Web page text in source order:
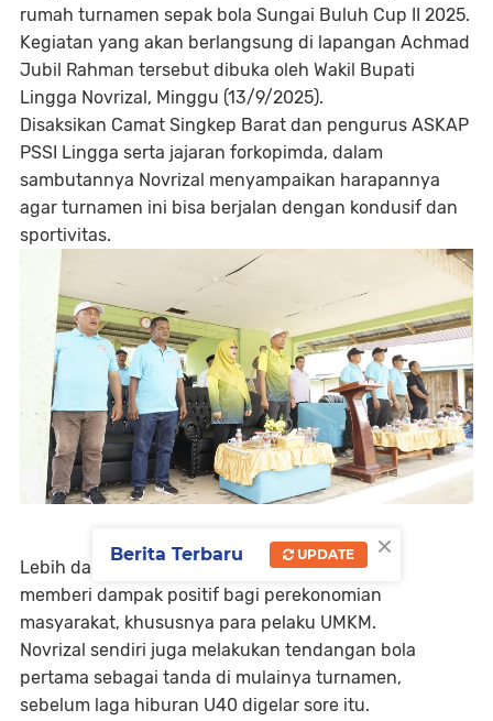
rumah turnamen sepak bola Sungai Buluh Cup II 2025.
Kegiatan yang akan berlangsung di lapangan Achmad
Jubil Rahman tersebut dibuka oleh Wakil Bupati
Lingga Novrizal, Minggu (13/9/2025).
Disaksikan Camat Singkep Barat dan pengurus ASKAP
PSSI Lingga serta jajaran forkopimda, dalam
sambutannya Novrizal menyampaikan harapannya
agar turnamen ini bisa berjalan dengan kondusif dan
sportivitas.
Lebih dari itu, kegiatan ini diharapkan mampu
memberi dampak positif bagi perekonomian
masyarakat, khususnya para pelaku UMKM.
Novrizal sendiri juga melakukan tendangan bola
pertama sebagai tanda di mulainya turnamen,
sebelum laga hiburan U40 digelar sore itu.
×
Berita Terbaru UPDATE